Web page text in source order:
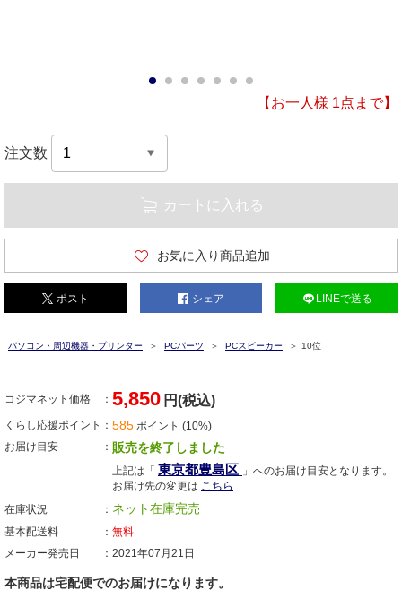
【お一人様 1点まで】
注文数
カートに入れる
お気に入り商品追加
ポスト シェア LINEで送る
パソコン・周辺機器・プリンター PCパーツ PCスピーカー 10位
コジマネット価格 5,850 円(税込)
くらし応援ポイント 585 ポイント (10%)
お届け目安
販売を終了しました
上記は「 東京都豊島区 」へのお届け目安となります。
お届け先の変更は こちら
在庫状況
ネット在庫完売
基本配送料
無料
メーカー発売日
2021年07月21日
本商品は宅配便でのお届けになります。